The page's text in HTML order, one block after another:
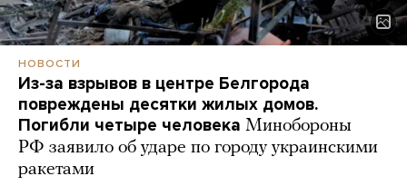
НОВОСТИ
Из-за взрывов в центре Белгорода
повреждены десятки жилых домов.
Погибли четыре человека Минобороны
РФ заявило об ударе по городу украинскими
ракетами